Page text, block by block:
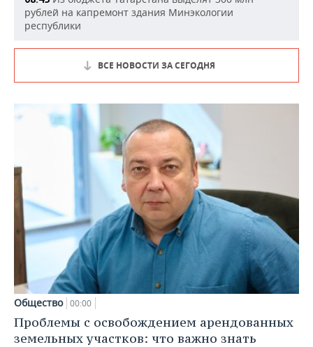
рублей на капремонт здания Минэкологии
республики
ВСЕ НОВОСТИ ЗА СЕГОДНЯ
Общество 00:00
Проблемы с освобождением арендованных
земельных участков: что важно знать